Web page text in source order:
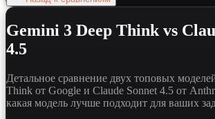
Gemini 3 Deep Think vs
4.5
Детальное сравнение двух топовых
Think от Google и Claude Sonnet 4.5 от
какая модель лучше подходит для ваших